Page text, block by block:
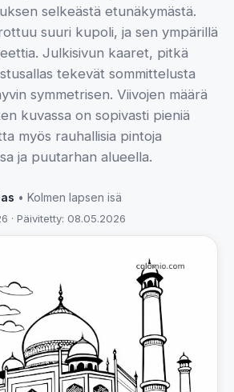
selkeästä etunäkymästä.
suuri kupoli, ja sen ympärillä
Julkisivun kaaret, pitkä
tekevät sommittelusta
symmetrisen. Viivojen määrä
kuvassa on sopivasti pieniä
myös rauhallisia pintoja
ja puutarhan alueella.
• Kolmen lapsen isä
· Päivitetty: 08.05.2026